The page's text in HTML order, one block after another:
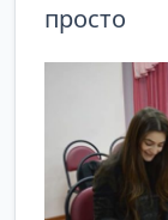
просто